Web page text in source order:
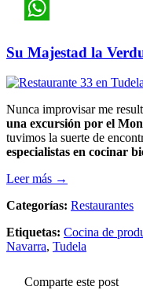
Pinterest
Su Majestad la
Nunca improvisar me
una excursión por el
tuvimos la suerte de
especialistas en cocinar
Leer más →
Categorías: Restaurantes
Etiquetas: Cocina de
Navarra, Tudela
Comparte este post